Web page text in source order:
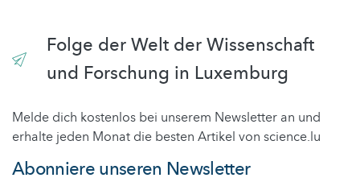
Folge der Welt der Wissenschaft
und Forschung in Luxemburg
Melde dich kostenlos bei unserem Newsletter an und
erhalte jeden Monat die besten Artikel von science.lu
Abonniere unseren Newsletter